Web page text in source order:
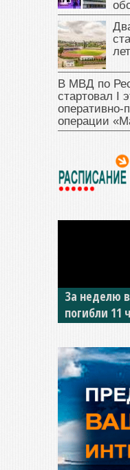
В МВД по
стартовал I
операции
В Джанкое
сбил двух